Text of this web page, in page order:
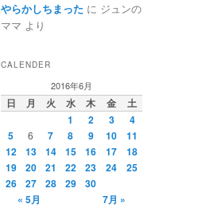
やらかしちまった に ジュンの
ママ より
CALENDER
2016年6月
日 月 火 水 木 金
土
1
2 3
4
5
6 7 8 9 10
11
12
13 14 15 16 17
18
19
20 21 22 23 24
25
26
27 28 29
30
« 5月
7月 »